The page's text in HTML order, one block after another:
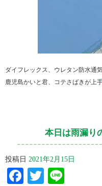
ダイフレックス、ウレタン防水通
鹿児島かいと君、コテさばきが上
本日は雨漏り
投稿日 2021年2月15日
Facebook
Twitter